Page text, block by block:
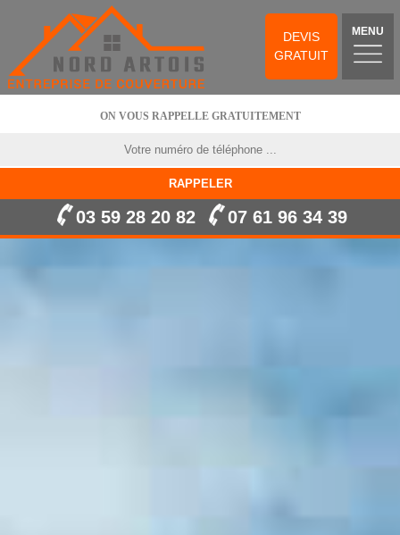
DEVIS
GRATUIT
MENU
ON VOUS RAPPELLE GRATUITEMENT
03 59 28 20 82 07 61 96 34 39